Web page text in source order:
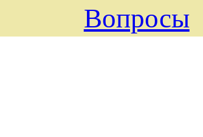
Вопросы